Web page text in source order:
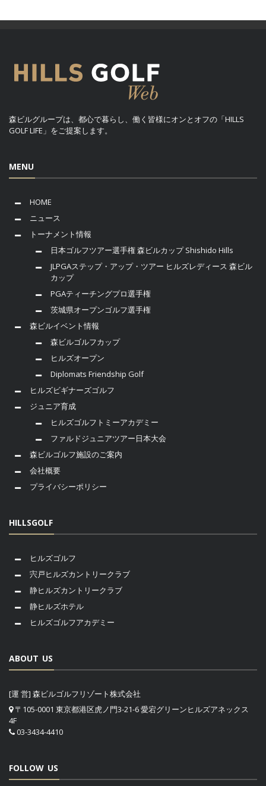
森ビルグループは、都心で暮らし、働く皆様にオンとオフの「HILLS
GOLF LIFE」をご提案します。
MENU
HOME
ニュース
トーナメント情報
日本ゴルフツアー選手権 森ビルカップ Shishido Hills
JLPGAステップ・アップ・ツアー ヒルズレディース 森ビル
カップ
PGAティーチングプロ選手権
茨城県オープンゴルフ選手権
森ビルイベント情報
森ビルゴルフカップ
ヒルズオープン
Diplomats Friendship Golf
ヒルズビギナーズゴルフ
ジュニア育成
ヒルズゴルフトミーアカデミー
ファルドジュニアツアー日本大会
森ビルゴルフ施設のご案内
会社概要
プライバシーポリシー
HILLSGOLF
ヒルズゴルフ
宍戸ヒルズカントリークラブ
静ヒルズカントリークラブ
静ヒルズホテル
ヒルズゴルフアカデミー
ABOUT US
[運 営] 森ビルゴルフリゾート株式会社
〒105-0001 東京都港区虎ノ門3-21-6 愛宕グリーンヒルズアネックス
4F
03-3434-4410
FOLLOW US